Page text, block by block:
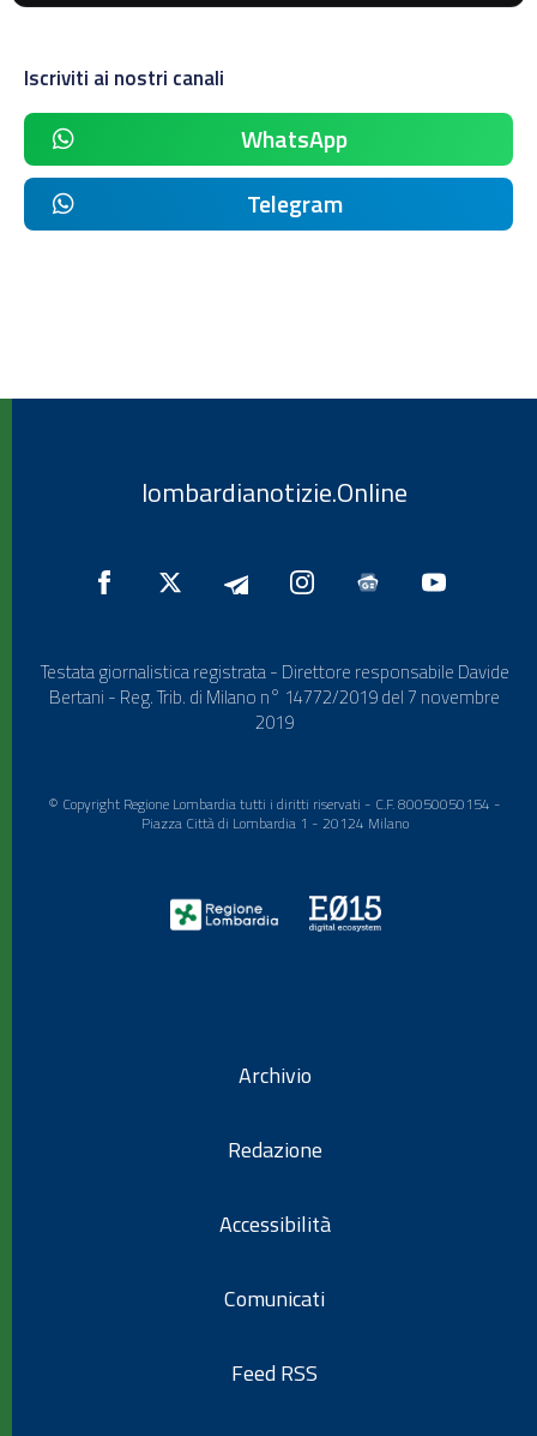
Iscriviti ai nostri canali
WhatsApp
Telegram
lombardianotizie.Online
Testata giornalistica registrata - Direttore responsabile Davide
Bertani - Reg. Trib. di Milano n° 14772/2019 del 7 novembre
2019
© Copyright Regione Lombardia tutti i diritti riservati - C.F. 80050050154 -
Piazza Città di Lombardia 1 - 20124 Milano
Archivio
Redazione
Accessibilità
Comunicati
Feed RSS